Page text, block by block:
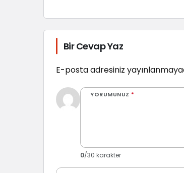
Bir Cevap Yaz
E-posta adresiniz
YORUMUNUZ *
0/30 karakter